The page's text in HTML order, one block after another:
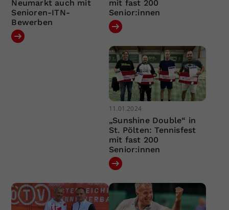
Neumarkt auch mit
Senioren-ITN-
Bewerben
mit fast 200
Senior:innen
11.01.2024
„Sunshine Double“ in
St. Pölten: Tennisfest
mit fast 200
Senior:innen